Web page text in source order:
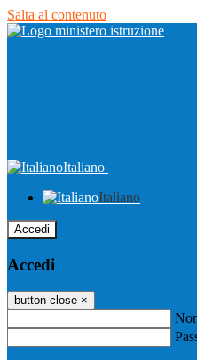
Salta al contenuto
Italiano
Italiano
Accedi
Accedi
button close ×